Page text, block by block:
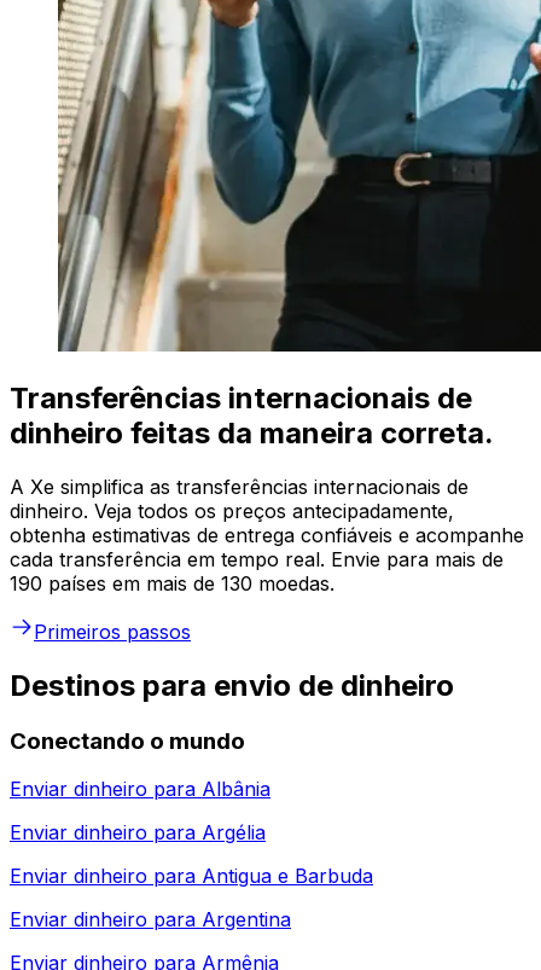
Transferências internacionais de
dinheiro feitas da maneira correta.
A Xe simplifica as transferências internacionais de
dinheiro. Veja todos os preços antecipadamente,
obtenha estimativas de entrega confiáveis e acompanhe
cada transferência em tempo real. Envie para mais de
190 países em mais de 130 moedas.
Primeiros passos
Destinos para envio de dinheiro
Conectando o mundo
Enviar dinheiro para Albânia
Enviar dinheiro para Argélia
Enviar dinheiro para Antigua e Barbuda
Enviar dinheiro para Argentina
Enviar dinheiro para Armênia